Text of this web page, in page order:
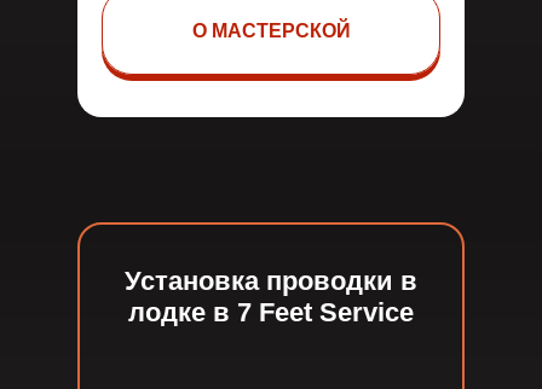
О МАСТЕРСКОЙ
Установка проводки в
лодке в 7 Feet Service